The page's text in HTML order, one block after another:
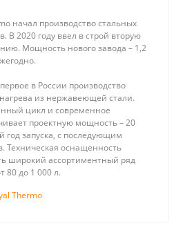
начал производство стальных
В 2020 году ввел в строй вторую
Мощность нового завода – 1,2
в России производство
из нержавеющей стали.
цикл и современное
проектную мощность – 20
год запуска, с последующим
Техническая оснащенность
широкий ассортиментный ряд
80 до 1 000 л.
Thermo